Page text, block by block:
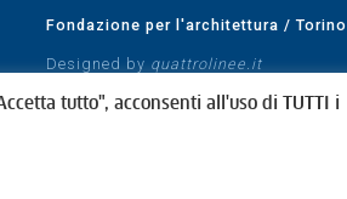
Fondazione per l'architettura / Torino
Designed by quattrolinee.it
tutto", acconsenti all'uso di TUTTI i